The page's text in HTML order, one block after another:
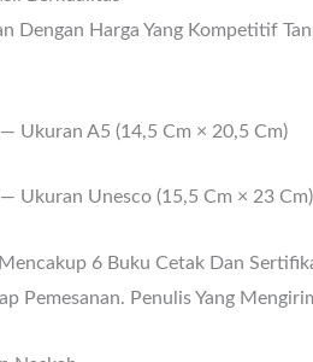
Dengan Harga Yang Kompetitif
Ukuran A5 (14,5 Cm × 20,5 Cm)
Ukuran Unesco (15,5 Cm × 23 Cm)
6 Buku Cetak Dan
Pemesanan. Penulis Yang